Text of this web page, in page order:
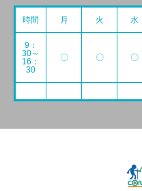
時間 月 火 水
9：
30～
16：
30
〇 〇 〇